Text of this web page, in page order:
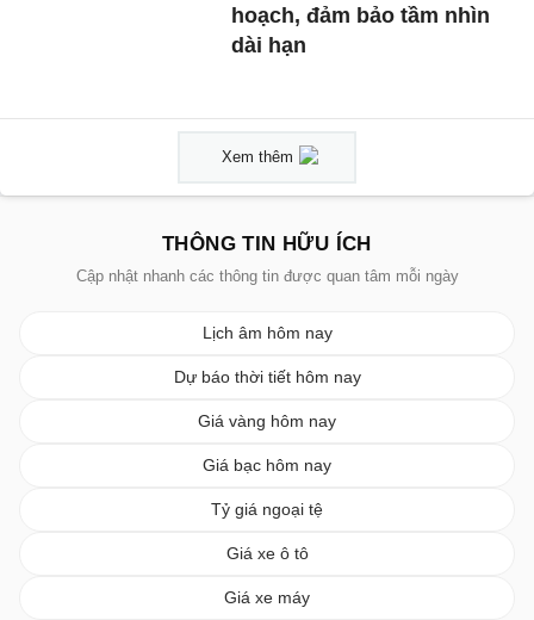
hoạch, đảm bảo tầm nhìn
dài hạn
Xem thêm
THÔNG TIN HỮU ÍCH
Cập nhật nhanh các thông tin được quan tâm mỗi ngày
Lịch âm hôm nay
Dự báo thời tiết hôm nay
Giá vàng hôm nay
Giá bạc hôm nay
Tỷ giá ngoại tệ
Giá xe ô tô
Giá xe máy